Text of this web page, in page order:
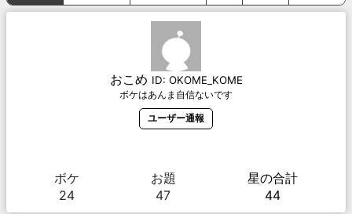
おこめ ID: OKOME_KOME
ボケはあんま自信ないです
ユーザー通報
ボケ
24
お題
47
星の合計
44